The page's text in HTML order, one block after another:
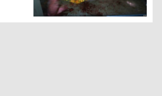
أفغاني يهاجم ركاباً بسكين وفأس